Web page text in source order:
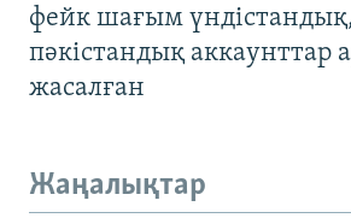
фейк шағым
пәкістандық аккаунттар
жасалған
Жаңалықтар